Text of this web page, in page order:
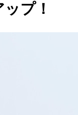
プ！